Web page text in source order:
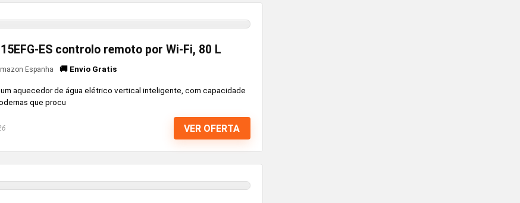
ES controlo remoto por Wi-Fi, 80 L
Espanha 🚚 Envio Gratis
um aquecedor de água elétrico vertical inteligente, com capacidade
que procu
VER OFERTA